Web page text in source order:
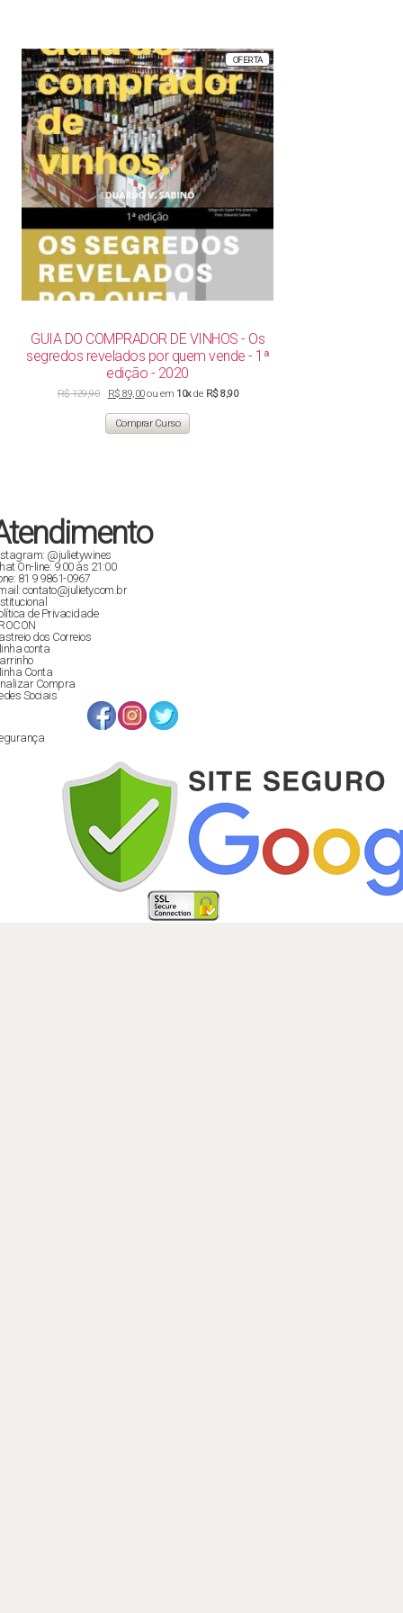
OFERTAPRODUTO
EM
PROMOÇÃO
GUIA DO COMPRADOR DE VINHOS - Os
segredos revelados por quem vende - 1ª
edição - 2020
R$129,90
preço
original
R$ 129,90.
R$ 89,00O
preço
atual
é:
R$ 89,00.
ou em 10xde R$ 8,90
Comprar Curso
@julietywines
On-line: 9:00 às 21:00
81 9 9861-0967
contato@juliety.com.br
de Privacidade
dos Correios
conta
Conta
Compra
Sociais